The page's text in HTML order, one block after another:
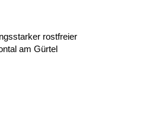
rostfreier
am Gürtel